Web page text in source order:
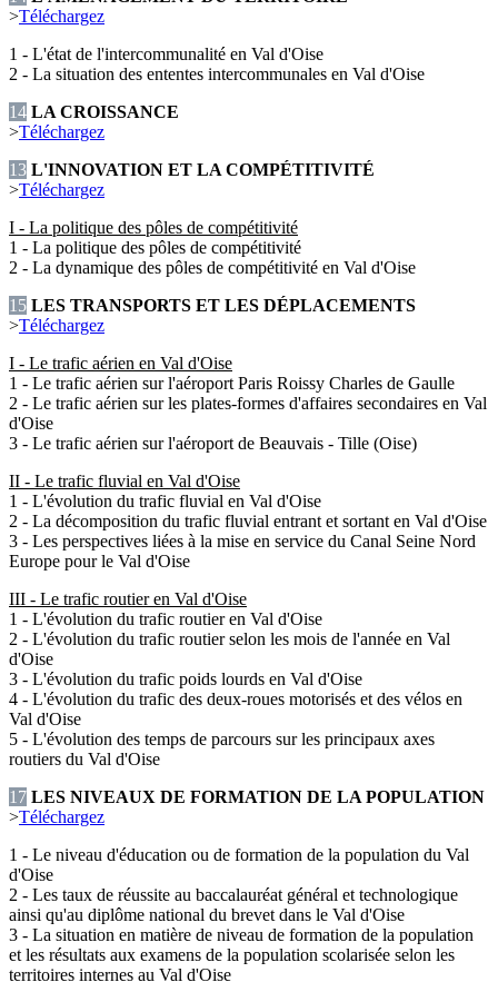
>Téléchargez
1 - L'état de l'intercommunalité en Val d'Oise
2 - La situation des ententes intercommunales en Val d'Oise
14 LA CROISSANCE
>Téléchargez
13 L'INNOVATION ET LA COMPÉTITIVITÉ
>Téléchargez
I - La politique des pôles de compétitivité
1 - La politique des pôles de compétitivité
2 - La dynamique des pôles de compétitivité en Val d'Oise
15 LES TRANSPORTS ET LES DÉPLACEMENTS
>Téléchargez
I - Le trafic aérien en Val d'Oise
1 - Le trafic aérien sur l'aéroport Paris Roissy Charles de Gaulle
2 - Le trafic aérien sur les plates-formes d'affaires secondaires en Val
d'Oise
3 - Le trafic aérien sur l'aéroport de Beauvais - Tille (Oise)
II - Le trafic fluvial en Val d'Oise
1 - L'évolution du trafic fluvial en Val d'Oise
2 - La décomposition du trafic fluvial entrant et sortant en Val d'Oise
3 - Les perspectives liées à la mise en service du Canal Seine Nord
Europe pour le Val d'Oise
III - Le trafic routier en Val d'Oise
1 - L'évolution du trafic routier en Val d'Oise
2 - L'évolution du trafic routier selon les mois de l'année en Val
d'Oise
3 - L'évolution du trafic poids lourds en Val d'Oise
4 - L'évolution du trafic des deux-roues motorisés et des vélos en
Val d'Oise
5 - L'évolution des temps de parcours sur les principaux axes
routiers du Val d'Oise
17 LES NIVEAUX DE FORMATION DE LA POPULATION
>Téléchargez
1 - Le niveau d'éducation ou de formation de la population du Val
d'Oise
2 - Les taux de réussite au baccalauréat général et technologique
ainsi qu'au diplôme national du brevet dans le Val d'Oise
3 - La situation en matière de niveau de formation de la population
et les résultats aux examens de la population scolarisée selon les
territoires internes au Val d'Oise